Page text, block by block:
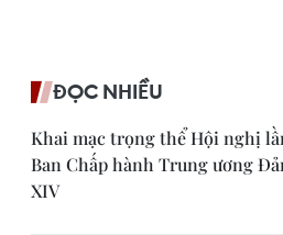
ĐỌC NHIỀU
Khai mạc trọng thể Hội nghị
Ban Chấp hành Trung ương
XIV